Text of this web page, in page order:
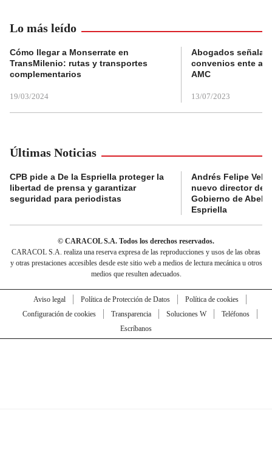
Lo más leído
Cómo llegar a Monserrate en
TransMilenio: rutas y transportes
complementarios
19/03/2024
Abogados
convenios ente
AMC
13/07/2023
Últimas Noticias
CPB pide a De la Espriella proteger la
libertad de prensa y garantizar
seguridad para periodistas
Andrés Felipe
nuevo director de
Gobierno de
Espriella
© CARACOL S.A. Todos los derechos reservados.
CARACOL S.A. realiza una reserva expresa de las reproducciones y usos de las obras
y otras prestaciones accesibles desde este sitio web a medios de lectura mecánica u otros
medios que resulten adecuados.
Aviso legal Política de Protección de Datos
Política de cookies
Configuración de cookies
Transparencia Soluciones W
Teléfonos
Escríbanos